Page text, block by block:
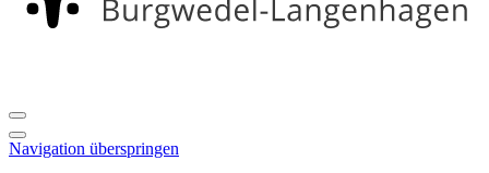
Navigation überspringen